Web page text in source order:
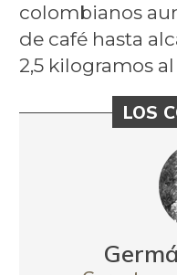
colombianos
de café hasta
2,5 kilogramos
LOS